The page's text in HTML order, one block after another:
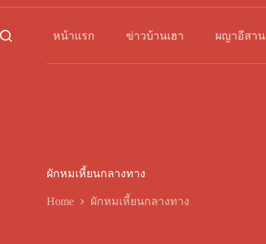
หน้าแรก ข่าวบ้านเฮา ผญาอีสาน
ผักหมเหี้ยนกลางทาง
Home ผักหมเหี้ยนกลางทาง